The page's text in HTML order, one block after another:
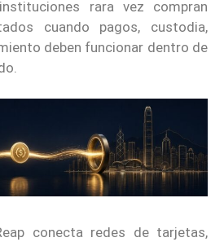
rara vez compran
cuando pagos, custodia,
deben funcionar dentro de
conecta redes de tarjetas,